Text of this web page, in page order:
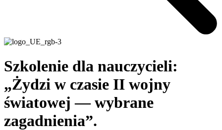
Szkolenie dla nauczycieli:
„Żydzi w czasie II wojny
światowej — wybrane
zagadnienia”.